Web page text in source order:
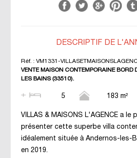
DESCRIPTIF DE
Réf. : VM1331-
VENTE MAISON CONTEMPORAINE BORD
LES BAINS (33510).
5 183 m²
VILLAS & MAISONS L'AGENCE a le
présenter cette superbe villa
idéalement située à Andernos-les-
en 2019.